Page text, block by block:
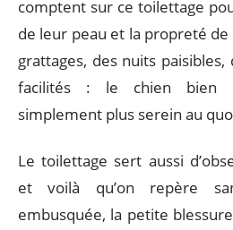
comptent sur ce toilettage
de leur peau et la propreté
grattages, des nuits
facilités : le chien bien
simplement plus serein au
Le toilettage sert aussi
et voilà qu’on repère
embusquée, la petite